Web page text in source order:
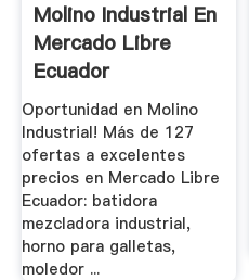
Molino Industrial En
Mercado Libre
Ecuador
Oportunidad en Molino
Industrial! Más de 127
ofertas a excelentes
precios en Mercado Libre
Ecuador: batidora
mezcladora industrial,
horno para galletas,
moledor ...